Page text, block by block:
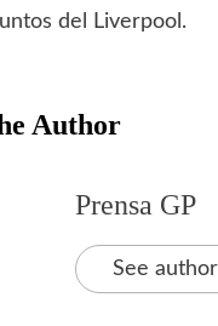
del Liverpool.
Author
Prensa GP
See